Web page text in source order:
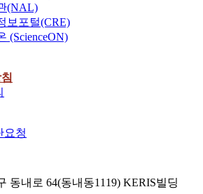
(NAL)
보포털(CRE)
(ScienceON)
요청
동내로 64(동내동1119) KERIS빌딩